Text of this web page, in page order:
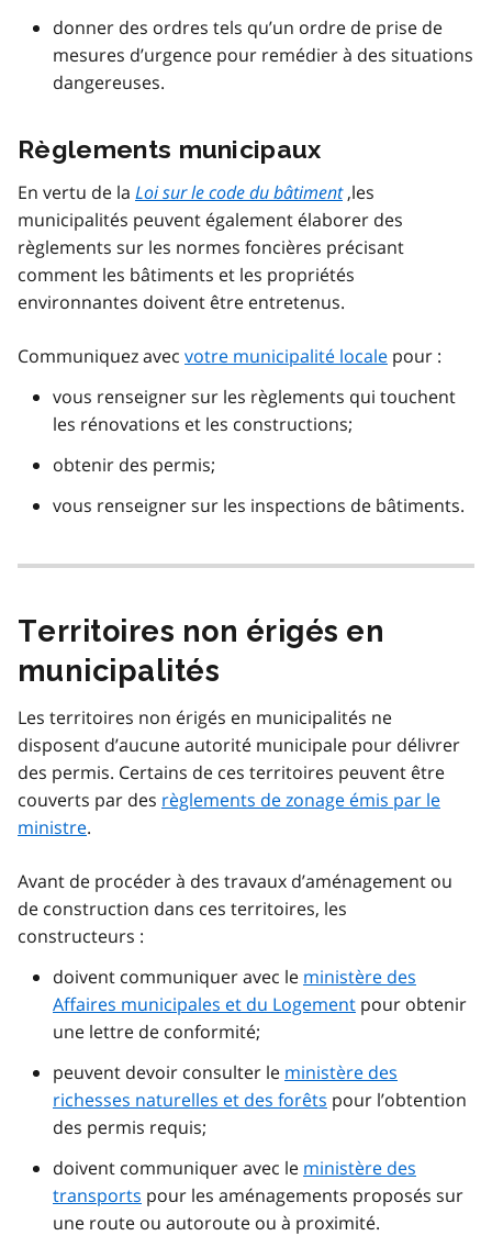
donner des ordres tels qu’un ordre de prise de
mesures d’urgence pour remédier à des situations
dangereuses.
Règlements municipaux
En vertu de la Loi sur le code du bâtiment,les
municipalités peuvent également élaborer des
règlements sur les normes foncières précisant
comment les bâtiments et les propriétés
environnantes doivent être entretenus.
Communiquez avec votre municipalité locale pour :
vous renseigner sur les règlements qui touchent
les rénovations et les constructions;
obtenir des permis;
vous renseigner sur les inspections de bâtiments.
Territoires non érigés en
municipalités
Les territoires non érigés en municipalités ne
disposent d’aucune autorité municipale pour délivrer
des permis. Certains de ces territoires peuvent être
couverts par des règlements de zonage émis par le
ministre.
Avant de procéder à des travaux d’aménagement ou
de construction dans ces territoires, les
constructeurs :
doivent communiquer avec le ministère des
Affaires municipales et du Logement pour obtenir
une lettre de conformité;
peuvent devoir consulter le ministère des
richesses naturelles et des forêts pour l’obtention
des permis requis;
doivent communiquer avec le ministère des
transports pour les aménagements proposés sur
une route ou autoroute ou à proximité.